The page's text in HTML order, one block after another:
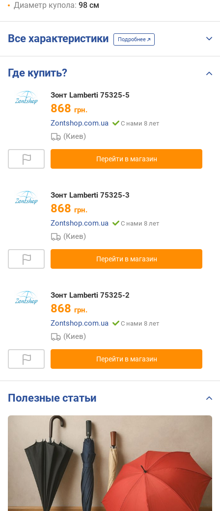
Диаметр купола: 98 см
Все характеристики Подробнее
Где купить?
Зонт Lamberti 75325-5
868 грн.
Zontshop.com.ua
С нами 8 лет
(Киев)
Перейти в магазин
Зонт Lamberti 75325-3
868 грн.
Zontshop.com.ua
С нами 8 лет
(Киев)
Перейти в магазин
Зонт Lamberti 75325-2
868 грн.
Zontshop.com.ua
С нами 8 лет
(Киев)
Перейти в магазин
Полезные статьи